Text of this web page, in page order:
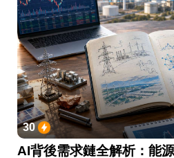
30
AI背後需求鏈全解析：能